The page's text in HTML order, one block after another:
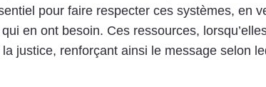
pour faire respecter ces systèmes, en
en ont besoin. Ces ressources,
justice, renforçant ainsi le message selon